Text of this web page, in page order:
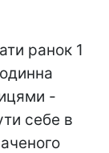
ранок 1
-
себе в